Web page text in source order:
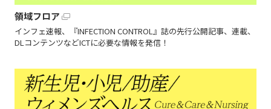
領域フロア
インフェ速報、『INFECTION CONTROL』誌の先行公開記事、連載、
DLコンテンツなどICTに必要な情報を発信！